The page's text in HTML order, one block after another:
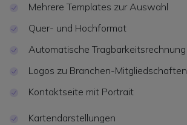
Mehrere Templates zur Auswahl
Quer- und Hochformat
Automatische Tragbarkeitsrechnung
Logos zu Branchen-Mitgliedschaften
Kontaktseite mit Portrait
Kartendarstellungen